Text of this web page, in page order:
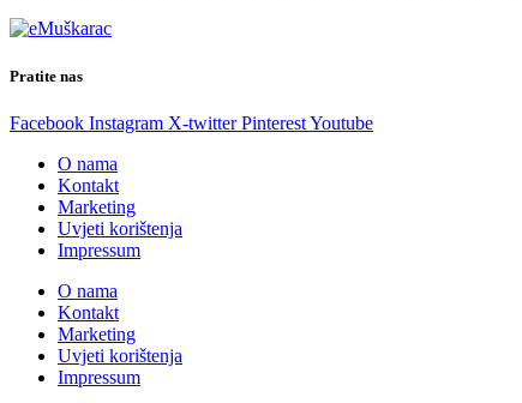
Pratite nas
Facebook Instagram X-twitter PinterestYoutube
O nama
Kontakt
Marketing
Uvjeti korištenja
Impressum
O nama
Kontakt
Marketing
Uvjeti korištenja
Impressum